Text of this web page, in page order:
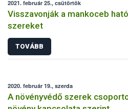
2021. február 25., csütörtök
Visszavonják a mankoceb
szereket
TOVÁBB
2020. február 19., szerda
A növényvédő szerek